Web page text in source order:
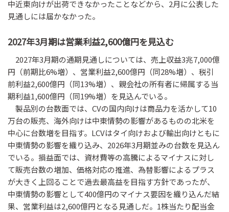
中近東向けが出荷できなかったことなどから、2月に公表した
見通しには届かなかった。
2027年3月期は営業利益2,600億円を見込む
2027年3月期の通期見通しについては、売上収益3兆7,000億
円（前期比6%増）、営業利益2,600億円（同28%増）、税引
前利益2,600億円（同13%増）、親会社の所有者に帰属する当
期利益1,600億円（同19%増）を見込んでいる。
製品別の台数面では、CVの国内向けは商品力を活かして10
万台の販売、海外向けは中東情勢の影響があるものの北米を
中心に台数増を目指す。LCVはタイ向けおよび輸出向けともに
中東情勢の影響を織り込み、2026年3月期並みの台数を見込ん
でいる。損益面では、資材費等の高騰によるマイナスに対し
て販売台数の増加、価格対応の推進、為替影響によるプラス
が大きく上回ることで過去最高益を目指す方針であったが、
中東情勢の影響として400億円のマイナス要因を織り込んだ結
果、営業利益は2,600億円となる見通しだ。1株当たり配当金